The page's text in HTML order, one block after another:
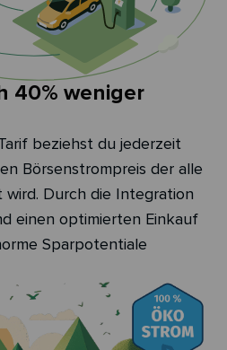
40% weniger
beziehst du jederzeit
Börsenstrompreis der alle
Durch die Integration
einen optimierten Einkauf
Sparpotentiale